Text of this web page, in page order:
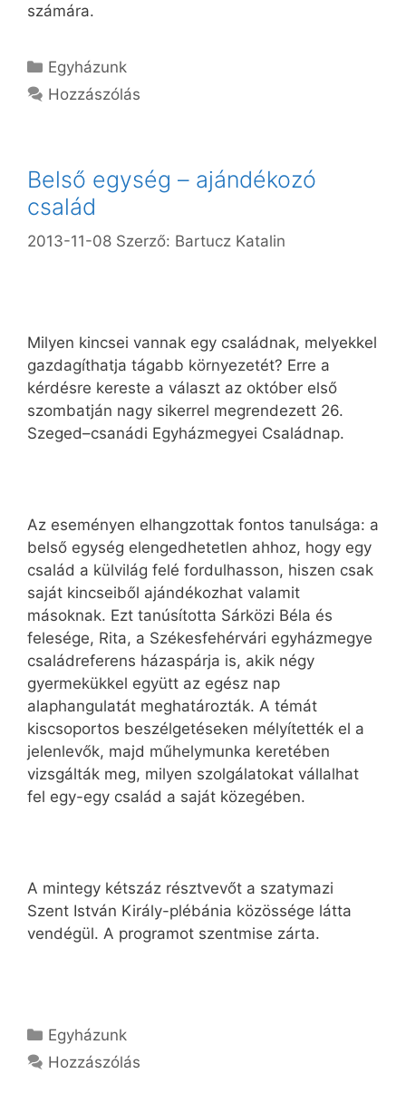
számára.
Kategória
Egyházunk
Hozzászólás
Belső egység – ajándékozó
család
2013-11-08 Szerző: Bartucz Katalin
Milyen kincsei vannak egy családnak, melyekkel
gazdagíthatja tágabb környezetét? Erre a
kérdésre kereste a választ az október első
szombatján nagy sikerrel megrendezett 26.
Szeged–csanádi Egyházmegyei Családnap.
Az eseményen elhangzottak fontos tanulsága: a
belső egység elengedhetetlen ahhoz, hogy egy
család a külvilág felé fordulhasson, hiszen csak
saját kincseiből ajándékozhat valamit
másoknak. Ezt tanúsította Sárközi Béla és
felesége, Rita, a Székesfehérvári egyházmegye
családreferens házaspárja is, akik négy
gyermekükkel együtt az egész nap
alaphangulatát meghatározták. A témát
kiscsoportos beszélgetéseken mélyítették el a
jelenlevők, majd műhelymunka keretében
vizsgálták meg, milyen szolgálatokat vállalhat
fel egy-egy család a saját közegében.
A mintegy kétszáz résztvevőt a szatymazi
Szent István Király-plébánia közössége látta
vendégül. A programot szentmise zárta.
Kategória
Egyházunk
Hozzászólás